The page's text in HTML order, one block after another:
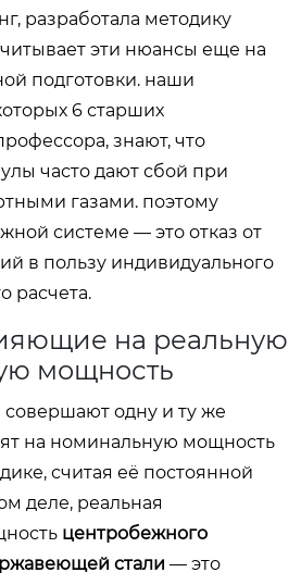
разработала методику
эти нюансы еще на
подготовки. наши
6 старших
знают, что
часто дают сбой при
газами. поэтому
системе — это отказ от
в пользу индивидуального
расчета.
на реальную
мощность
одну и ту же
на номинальную мощность
считая её постоянной
деле, реальная
центробежного
стали — это